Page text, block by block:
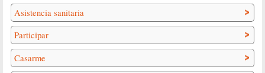
Asistencia sanitaria
Participar
Casarme